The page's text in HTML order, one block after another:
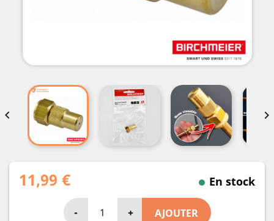
 
11,99 € En stock
- + AJOUTER